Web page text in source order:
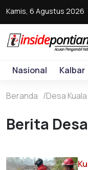
Kamis, 6 Agustus 2026
Nasional Kalbar
Beranda Desa
Berita